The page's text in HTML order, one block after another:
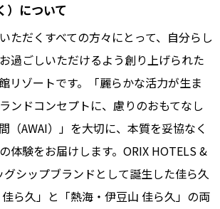
）について
ただくすべての方々にとって、自分らし
過ごしいただけるよう創り上げられた
リゾートです。「麗らかな活力が生ま
ンドコンセプトに、慮りのおもてなし
（AWAI）」を大切に、本質を妥協なく
体験をお届けします。ORIX HOTELS &
グシップブランドとして誕生した佳ら久
ら久」と「熱海・伊豆山 佳ら久」の両